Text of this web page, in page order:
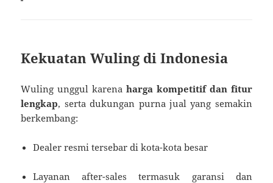
Kekuatan Wuling di Indonesia
Wuling unggul karena harga kompetitif dan fitur
lengkap, serta dukungan purna jual yang semakin
berkembang:
Dealer resmi tersebar di kota-kota besar
Layanan after-sales termasuk garansi dan